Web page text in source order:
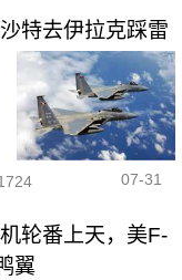
特去伊拉克踩雷
07-31
轮番上天，美F-
翼